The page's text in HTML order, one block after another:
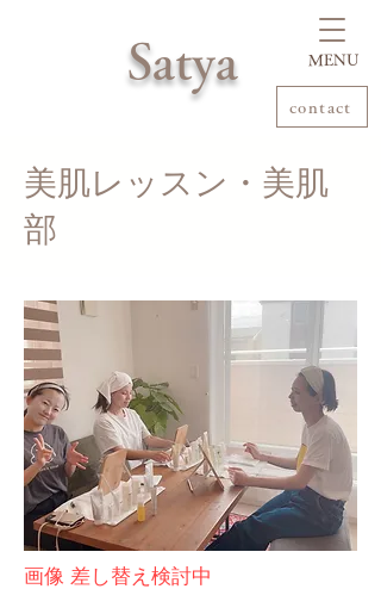
contact
Satya ​MENU
美肌レッスン・美肌
部
画像 差し替え検討中